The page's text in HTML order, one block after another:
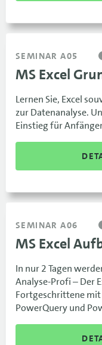
SEMINAR A05
MS Excel
Lernen Sie, Excel
zur Datenanalyse.
Einstieg für
SEMINAR A06
MS Excel
In nur 2 Tagen
Analyse-Profi – Der
Fortgeschrittene mit
PowerQuery und